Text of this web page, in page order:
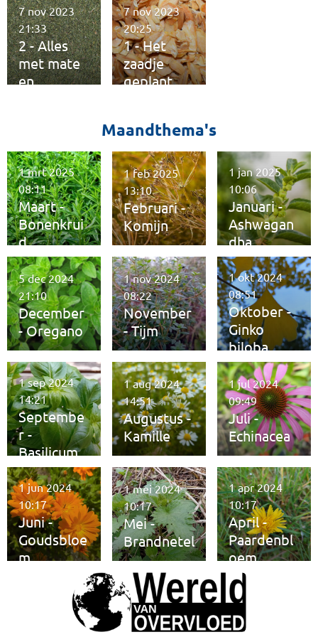
n
2 - Alles
met mate
en
7 nov 2023
21:33
1 - Het
zaadje
geplant
7 nov 2023
20:25
Maandthema's
Maart -
Bonenkrui
d
1 mrt 2025
08:11
Februari -
Komijn
1 feb 2025
13:10
Januari -
Ashwagan
dha
1 jan 2025
10:06
December
- Oregano
5 dec 2024
21:10
November
- Tijm
1 nov 2024
08:22
Oktober -
Ginko
biloba
1 okt 2024
08:51
Septembe
r -
Basilicum
1 sep 2024
14:21
Augustus -
Kamille
1 aug 2024
14:51
Juli -
Echinacea
1 jul 2024
09:49
Juni -
Goudsbloe
m
1 jun 2024
10:17
Mei -
Brandnetel
1 mei 2024
10:17
April -
Paardenbl
oem
1 apr 2024
10:17